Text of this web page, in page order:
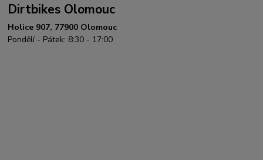
Dirtbikes Olomouc
Holice 907, 77900 Olomouc
Pondělí - Pátek: 8:30 - 17:00